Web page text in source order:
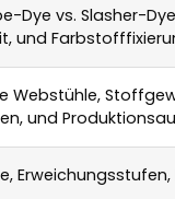
Dye vs. Slasher-
und
Webstühle,
und
Erweichungsstufen,